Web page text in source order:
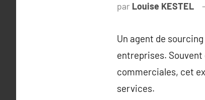
par Louise KESTEL
Un agent de
entreprises.
commerciales, cet
services.